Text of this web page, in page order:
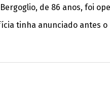
de 86 anos, foi
tinha anunciado antes o